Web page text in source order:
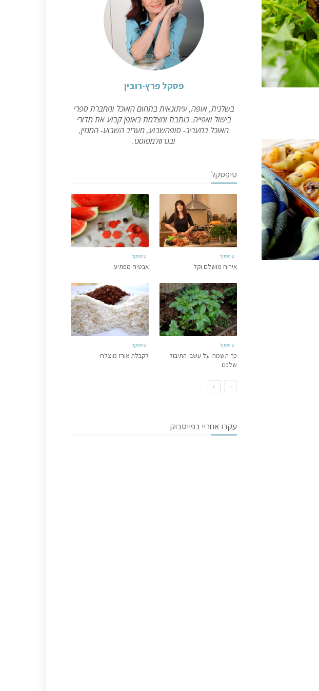
פסקל פרץ-רובין
בשלנית, אופה, עיתונאית בתחום האוכל ומחברת ספרי
בישול ואפייה. כותבת ומצלמת באופן קבוע את מדורי
האוכל במעריב- סופהשבוע, מעריב השבוע- המגזין,
ובגרוזלמפוסט.
טיפסקל
טיפסקל
אירוח מושלם וקל
טיפסקל
אבטיח מפתיע
טיפסקל
כך תשמרו על עשבי התיבול
שלכם
טיפסקל
לקבלת אורז מוצלח
עקבו אחריי בפייסבוק